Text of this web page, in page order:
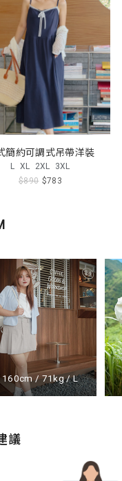
簡約可調式吊帶洋裝
L XL 2XL 3XL
$890 $783
160cm / 71kg / L
議